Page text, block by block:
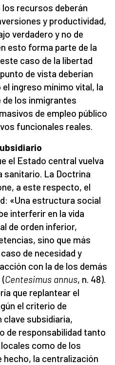
recursos deberán
y productividad,
verdadero y no de
esto forma parte de la
caso de la libertad
de vista deberían
ingreso mínimo vital, la
de los inmigrantes
de empleo público
funcionales reales.
bsidiario
el Estado central vuelva
sanitario. La Doctrina
a este respecto, el
«Una estructura social
interferir en la vida
de orden inferior,
sino que más
de necesidad y
con la de los demás
Centesimus annus, n. 48).
que replantear el
el criterio de
clave subsidiaria,
de responsabilidad tanto
como de los
hecho, la centralización